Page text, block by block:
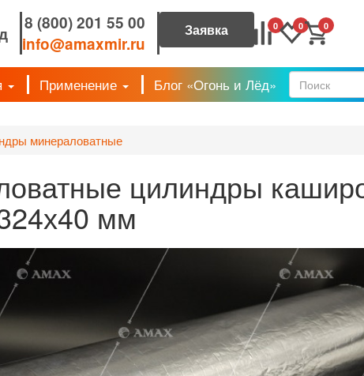
8 (800) 201 55 00
info@amaxmir.ru
0 0 0
Применение Блог «Огонь и Лёд»
минераловатные
цилиндры
мм